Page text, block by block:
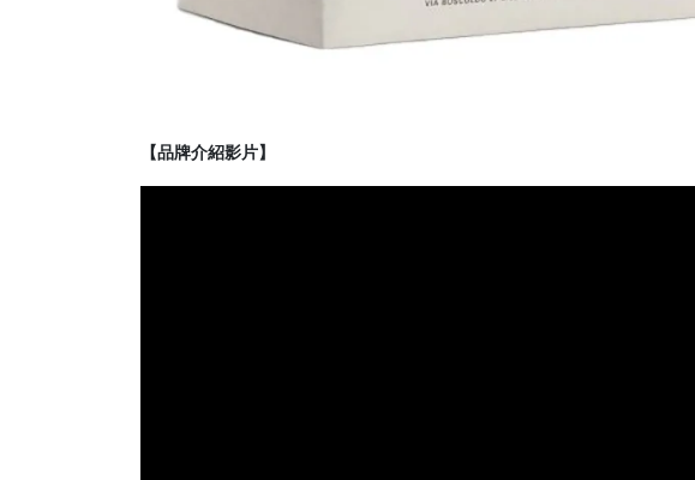
【品牌介紹影片】